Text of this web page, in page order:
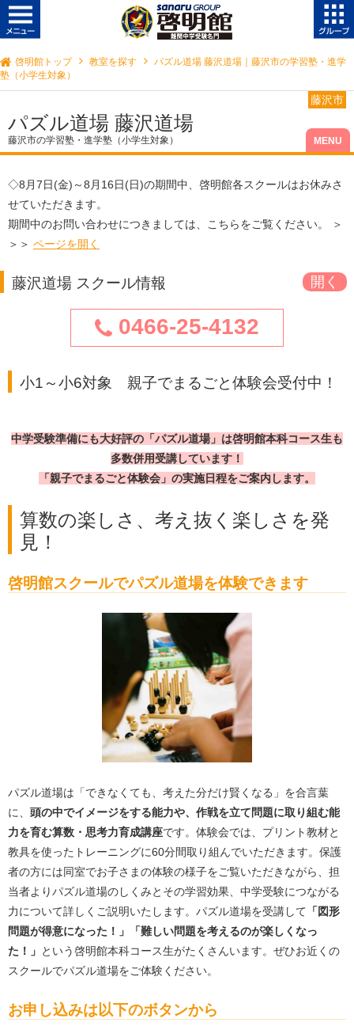
啓明館トップ 教室を探す
パズル道場 藤沢道場｜藤沢市の学習塾・進学
塾（小学生対象）
パズル道場 藤沢道場
藤沢市の学習塾・進学塾（小学生対象）
藤沢市
◇8月7日(金)～8月16日(日)の期間中、啓明館各スクールはお休みさ
せていただきます。
期間中のお問い合わせにつきましては、こちらをご覧ください。 ＞
＞＞ ページを開く
藤沢道場 スクール情報
0466-25-4132
小1～小6対象 親子でまるごと体験会受付中！
中学受験準備にも大好評の「パズル道場」は啓明館本科コース生も
多数併用受講しています！
「親子でまるごと体験会」の実施日程をご案内します。
算数の楽しさ、考え抜く楽しさを発
見！
啓明館スクールでパズル道場を体験できます
パズル道場は「できなくても、考えた分だけ賢くなる」を合言葉
に、 頭の中でイメージをする能力や、作戦を立て問題に取り組む能
力を育む算数・思考力育成講座です。体験会では、プリント教材と
教具を使ったトレーニングに60分間取り組んでいただきます。保護
者の方には同室でお子さまの体験の様子をご覧いただきながら、担
当者よりパズル道場のしくみとその学習効果、中学受験につながる
力について詳しくご説明いたします。 パズル道場を受講して 「図形
問題が得意になった！」「難しい問題を考えるのが楽しくなっ
た！」 という啓明館本科コース生がたくさんいます。ぜひお近くの
スクールでパズル道場をご体験ください。
お申し込みは以下のボタンから